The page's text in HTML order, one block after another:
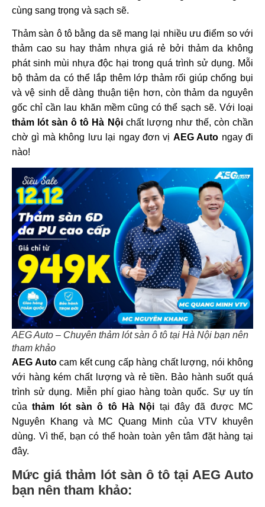
cùng sang trọng và sạch sẽ.
Thảm sàn ô tô bằng da sẽ mang lại nhiều ưu điểm so với
thảm cao su hay thảm nhựa giá rẻ bởi thảm da không
phát sinh mùi nhựa độc hại trong quá trình sử dụng. Mỗi
bộ thảm da có thể lắp thêm lớp thảm rối giúp chống bụi
và vệ sinh dễ dàng thuận tiện hơn, còn thảm da nguyên
gốc chỉ cần lau khăn mềm cũng có thể sạch sẽ. Với loại
thảm lót sàn ô tô Hà Nộichất lượng như thế, còn chần
chờ gì mà không lưu lại ngay đơn vị AEG Auto ngay đi
nào!
AEG Auto – Chuyên thảm lót sàn ô tô tại Hà Nội bạn nên
tham khảo
AEG Auto cam kết cung cấp hàng chất lượng, nói không
với hàng kém chất lượng và rẻ tiền. Bảo hành suốt quá
trình sử dụng. Miễn phí giao hàng toàn quốc. Sự uy tín
củathảm lót sàn ô tô Hà Nội tại đây đã được MC
Nguyên Khang và MC Quang Minh của VTV khuyên
dùng. Vì thế, bạn có thể hoàn toàn yên tâm đặt hàng tại
đây.
Mức giá thảm lót sàn ô tô tại AEG Auto
bạn nên tham khảo: